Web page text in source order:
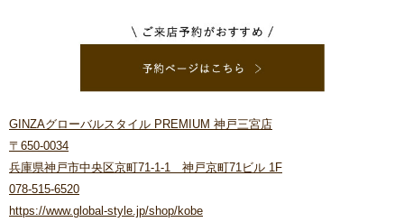
GINZAグローバルスタイル PREMIUM 神戸三宮店
〒650-0034
兵庫県神戸市中央区京町71-1-1 神戸京町71ビル 1F
078-515-6520
https://www.global-style.jp/shop/kobe